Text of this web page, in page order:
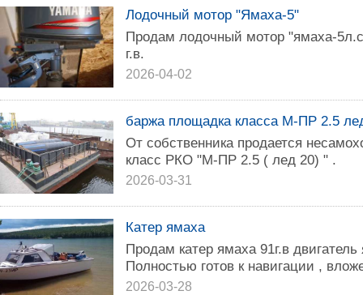
Лодочный мотор "Ямаха-5"
Продам лодочный мотор "ямаха-
г.в.
2026-04-02
баржа площадка класса М-ПР 2.5
От собственника продается
класс РКО "М-ПР 2.5 ( лед 20) " .
2026-03-31
Катер ямаха
Продам катер ямаха 91г.в
Полностью готов к навигации ,
2026-03-28